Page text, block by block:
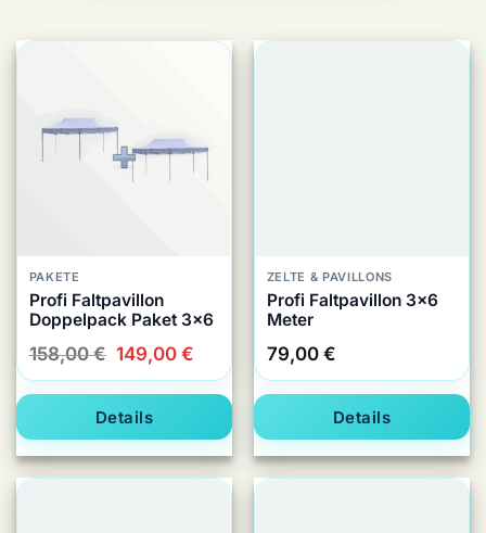
PAKETE
Profi Faltpavillon
Doppelpack Paket 3×6
158,00€ Ursprünglicher
Preis
war:
158,00 €
149,00 €Aktueller
Preis
ist:
Details
ZELTE & PAVILLONS
Profi Faltpavillon 3×6
Meter
79,00 €
Details